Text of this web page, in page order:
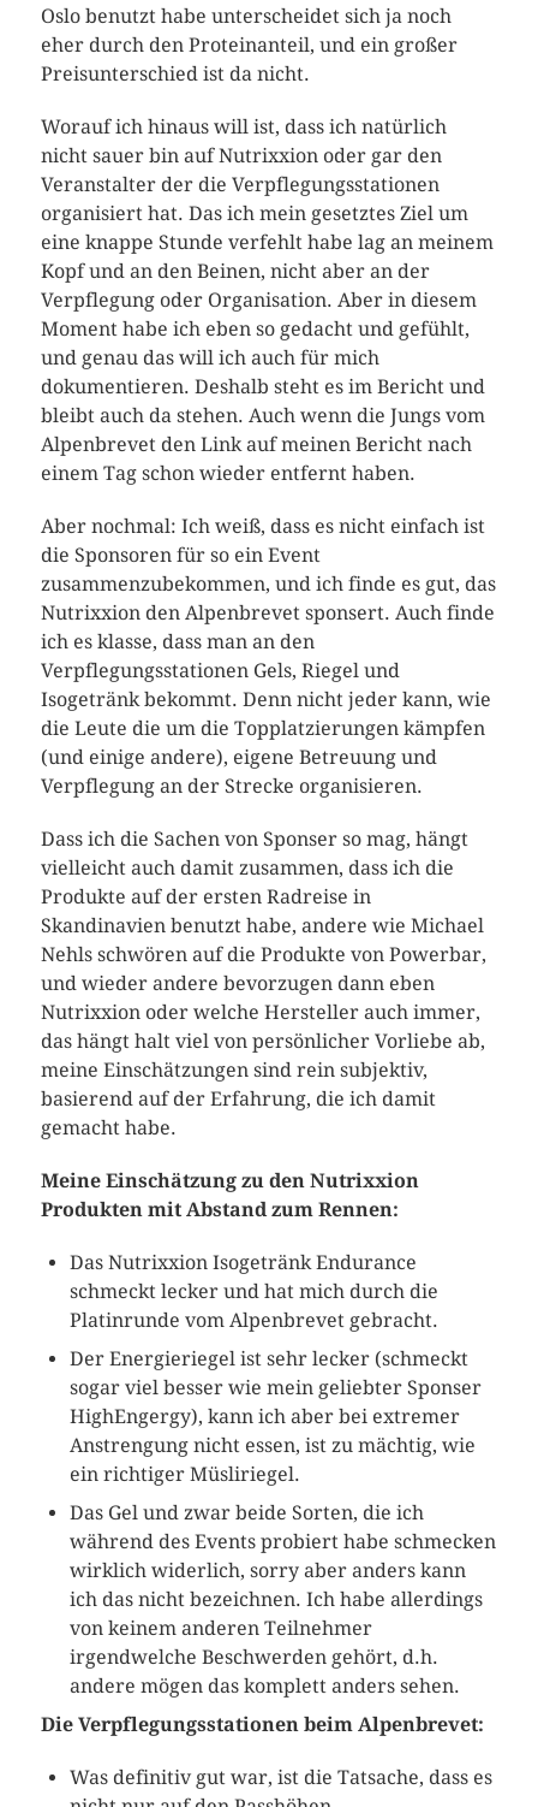
Oslo benutzt habe unterscheidet sich ja noch
eher durch den Proteinanteil, und ein großer
Preisunterschied ist da nicht.
Worauf ich hinaus will ist, dass ich natürlich
nicht sauer bin auf Nutrixxion oder gar den
Veranstalter der die Verpflegungsstationen
organisiert hat. Das ich mein gesetztes Ziel um
eine knappe Stunde verfehlt habe lag an meinem
Kopf und an den Beinen, nicht aber an der
Verpflegung oder Organisation. Aber in diesem
Moment habe ich eben so gedacht und gefühlt,
und genau das will ich auch für mich
dokumentieren. Deshalb steht es im Bericht und
bleibt auch da stehen. Auch wenn die Jungs vom
Alpenbrevet den Link auf meinen Bericht nach
einem Tag schon wieder entfernt haben.
Aber nochmal: Ich weiß, dass es nicht einfach ist
die Sponsoren für so ein Event
zusammenzubekommen, und ich finde es gut, das
Nutrixxion den Alpenbrevet sponsert. Auch finde
ich es klasse, dass man an den
Verpflegungsstationen Gels, Riegel und
Isogetränk bekommt. Denn nicht jeder kann, wie
die Leute die um die Topplatzierungen kämpfen
(und einige andere), eigene Betreuung und
Verpflegung an der Strecke organisieren.
Dass ich die Sachen von Sponser so mag, hängt
vielleicht auch damit zusammen, dass ich die
Produkte auf der ersten Radreise in
Skandinavien benutzt habe, andere wie Michael
Nehls schwören auf die Produkte von Powerbar,
und wieder andere bevorzugen dann eben
Nutrixxion oder welche Hersteller auch immer,
das hängt halt viel von persönlicher Vorliebe ab,
meine Einschätzungen sind rein subjektiv,
basierend auf der Erfahrung, die ich damit
gemacht habe.
Meine Einschätzung zu den Nutrixxion
Produkten mit Abstand zum Rennen:
Das Nutrixxion Isogetränk Endurance
schmeckt lecker und hat mich durch die
Platinrunde vom Alpenbrevet gebracht.
Der Energieriegel ist sehr lecker (schmeckt
sogar viel besser wie mein geliebter Sponser
HighEngergy), kann ich aber bei extremer
Anstrengung nicht essen, ist zu mächtig, wie
ein richtiger Müsliriegel.
Das Gel und zwar beide Sorten, die ich
während des Events probiert habe schmecken
wirklich widerlich, sorry aber anders kann
ich das nicht bezeichnen. Ich habe allerdings
von keinem anderen Teilnehmer
irgendwelche Beschwerden gehört, d.h.
andere mögen das komplett anders sehen.
Die Verpflegungsstationen beim Alpenbrevet:
Was definitiv gut war, ist die Tatsache, dass es